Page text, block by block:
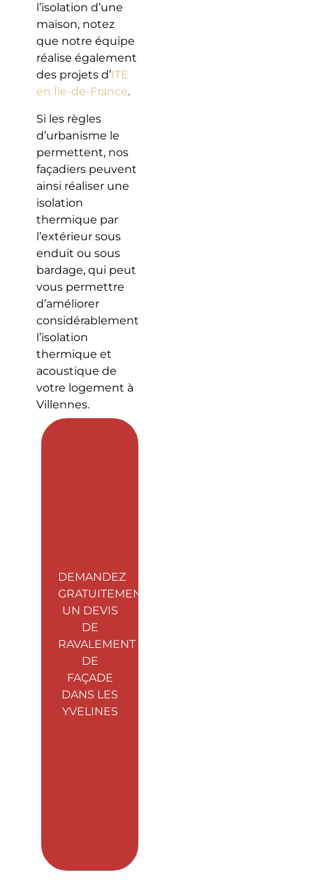
l’isolation d’une
maison, notez
que notre équipe
réalise également
des projets d’ITE
en Île-de-France.
Si les règles
d’urbanisme le
permettent, nos
façadiers peuvent
ainsi réaliser une
isolation
thermique par
l’extérieur sous
enduit ou sous
bardage, qui peut
vous permettre
d’améliorer
considérablement
l’isolation
thermique et
acoustique de
votre logement à
Villennes.
DEMANDEZ
GRATUITEMENT
UN DEVIS
DE
RAVALEMENT
DE
FAÇADE
DANS LES
YVELINES